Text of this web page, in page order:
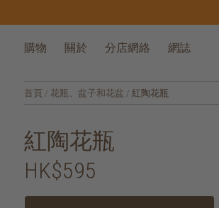
購物 關於 分店網絡 網誌
首頁 / 花瓶、盆子和花盆 / 紅陶花瓶
紅陶花瓶
HK$595